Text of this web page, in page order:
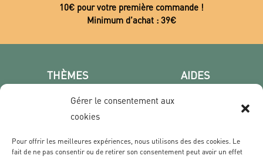
Gérer le consentement aux
cookies
Pour offrir les meilleures expériences, nous utilisons des des cookies. Le
fait de ne pas consentir ou de retirer son consentement peut avoir un effet
10€ pour votre première commande !
Minimum d’achat : 39€
THÈMES
Poster photo
Les villes
Film & Série
AIDES